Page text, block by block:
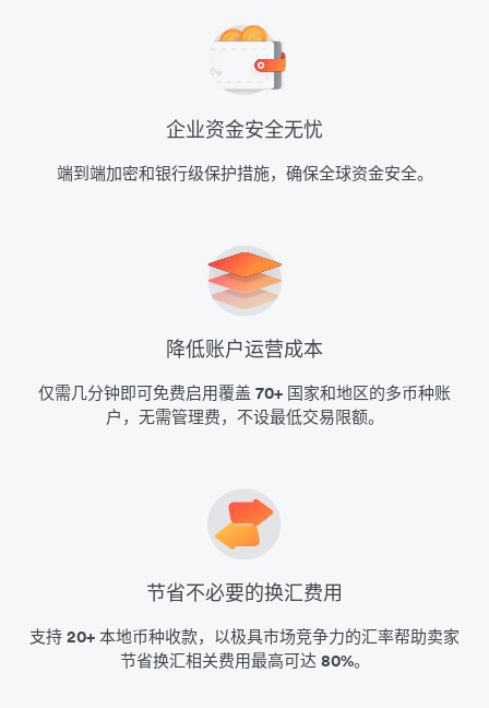
企业资金安全无忧
端到端加密和银行级保护措施，确保全球资金安全。
降低账户运营成本
仅需几分钟即可免费启用覆盖 70+ 国家和地区的多币种账
户，无需管理费，不设最低交易限额。
节省不必要的换汇费用
支持 20+ 本地币种收款，以极具市场竞争力的汇率帮助卖家
节省换汇相关费用最高可达 80%。